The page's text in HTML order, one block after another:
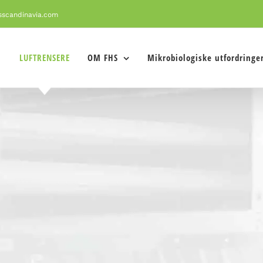
LUFTRENSERE OM FHS Mikrobiologiske